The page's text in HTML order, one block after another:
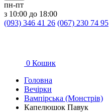
пн-пт
з 10:00 до 18:00
(093) 346 41 26 (067) 230 74 95
0 Кошик
Головна
Вечірки
Вампірська (Монстрів)
Капелюшок Павук